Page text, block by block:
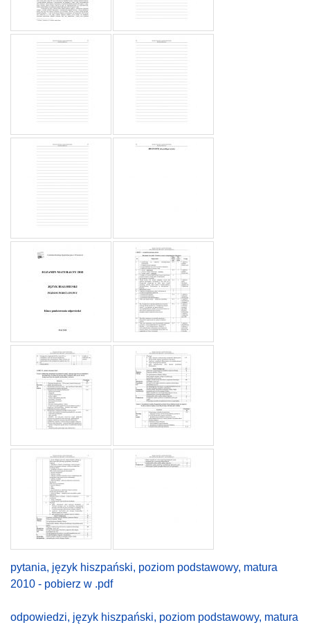
pytania, język hiszpański, poziom podstawowy, matura
2010 - pobierz w .pdf
odpowiedzi, język hiszpański, poziom podstawowy, matura